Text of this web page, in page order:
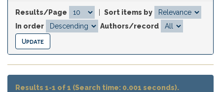
Results/Page
Sort items by
In order
Authors/record
Results 1-1 of 1 (Search time: 0.001 seconds).